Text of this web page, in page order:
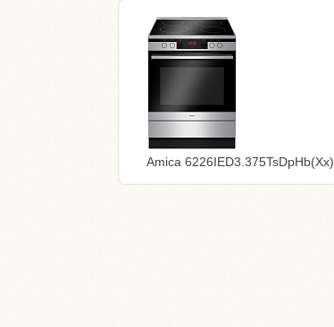
Amica 6226IED3.375TsDpHb(Xx)